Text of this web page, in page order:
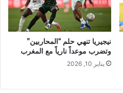
نيجيريا تنهي حلم “المحاربين”
وتضرب موعداً نارياً مع المغرب
يناير 10, 2026